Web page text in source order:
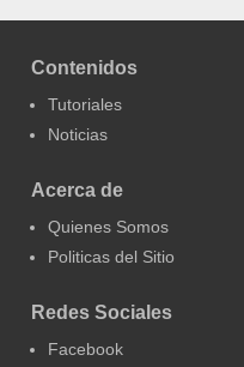
Contenidos
Tutoriales
Noticias
Acerca de
Quienes Somos
Politicas del Sitio
Redes Sociales
Facebook